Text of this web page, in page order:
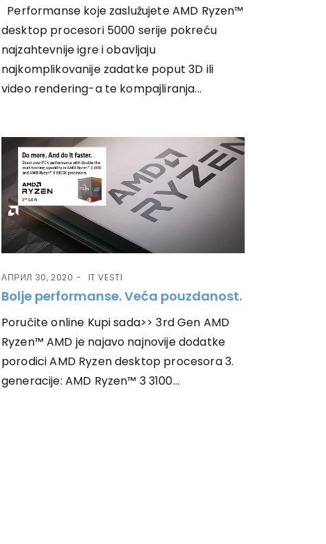
Performanse koje zaslužujete AMD Ryzen™
desktop procesori 5000 serije pokreću
najzahtevnije igre i obavljaju
najkomplikovanije zadatke poput 3D ili
video rendering-a te kompajliranja...
АПРИЛ 30, 2020 IT VESTI
Bolje performanse. Veća pouzdanost.
Poručite online Kupi sada>> 3rd Gen AMD
Ryzen™ AMD je najavo najnovije dodatke
porodici AMD Ryzen desktop procesora 3.
generacije: AMD Ryzen™ 3 3100...